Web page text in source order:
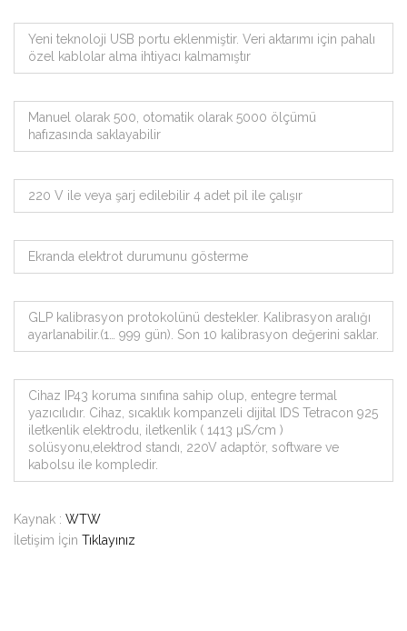
Yeni teknoloji USB portu eklenmiştir. Veri aktarımı için pahalı
özel kablolar alma ihtiyacı kalmamıştır
Manuel olarak 500, otomatik olarak 5000 ölçümü
hafızasında saklayabilir
220 V ile veya şarj edilebilir 4 adet pil ile çalışır
Ekranda elektrot durumunu gösterme
GLP kalibrasyon protokolünü destekler. Kalibrasyon aralığı
ayarlanabilir.(1… 999 gün). Son 10 kalibrasyon değerini saklar.
Cihaz IP43 koruma sınıfına sahip olup, entegre termal
yazıcılıdır. Cihaz, sıcaklık kompanzeli dijital IDS Tetracon 925
iletkenlik elektrodu, iletkenlik ( 1413 µS/cm )
solüsyonu,elektrod standı, 220V adaptör, software ve
kabolsu ile kompledir.
Kaynak : WTW
İletişim İçin Tıklayınız